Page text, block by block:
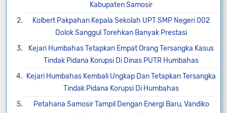
Kabupaten Samosir
Kolbert Pakpahan Kepala Sekolah UPT SMP Negeri 002
Dolok Sanggul Torehkan Banyak Prestasi
Kejari Humbahas Tetapkan Empat Orang Tersangka Kasus
Tindak Pidana Korupsi Di Dinas PUTR Humbahas
Kejari Humbahas Kembali Ungkap Dan Tetapkan Tersangka
Tindak Pidana Korupsi Di Humbahas
Petahana Samosir Tampil Dengan Energi Baru, Vandiko